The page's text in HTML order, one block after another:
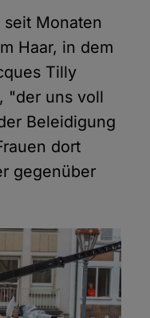
Monaten
Haar, in dem
Tilly
"der uns voll
Beleidigung
dort
gegenüber